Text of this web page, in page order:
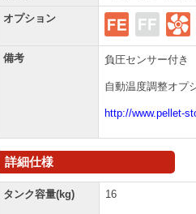
オプション
備考 負圧センサー付き
自動温度調整オプ
http://www.pellet-
詳細仕様
タンク容量(kg) 16